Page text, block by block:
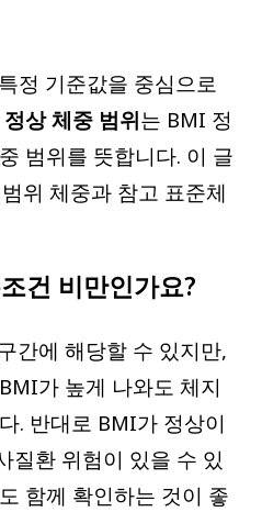
정 기준값을 중심으로
정상 체중 범위는 BMI 정
범위를 뜻합니다. 이 글
위 체중과 참고 표준체
건 비만인가요?
간에 해당할 수 있지만,
가 높게 나와도 체지
. 반대로 BMI가 정상이
질환 위험이 있을 수 있
함께 확인하는 것이 좋